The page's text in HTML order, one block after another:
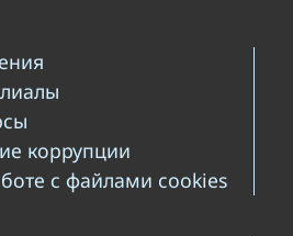
коррупции
с файлами cookies